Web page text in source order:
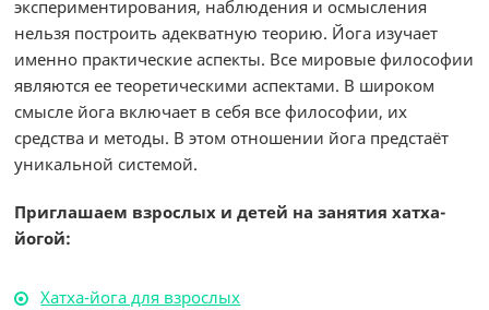
экспериментирования, наблюдения и осмысления
нельзя построить адекватную теорию. Йога изучает
именно практические аспекты. Все мировые философии
являются ее теоретическими аспектами. В широком
смысле йога включает в себя все философии, их
средства и методы. В этом отношении йога предстаёт
уникальной системой.
Приглашаем взрослых и детей на занятия хатха-
йогой:
Хатха-йога для взрослых